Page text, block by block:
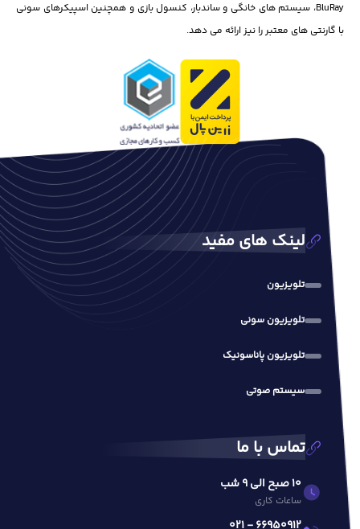
BluRay، سیستم های خانگی و ساندبار، کنسول بازی و همچنین اسپیکرهای سونی
با گارنتی های معتبر را نیز ارائه می دهد.
لینک های مفید
تلویزیون
تلویزیون سونی
تلویزیون پاناسونیک
سیستم صوتی
تماس با ما
10 صبح الی 9 شب
ساعات کاری